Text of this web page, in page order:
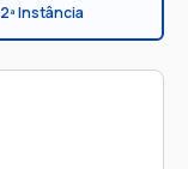
2ª Instância